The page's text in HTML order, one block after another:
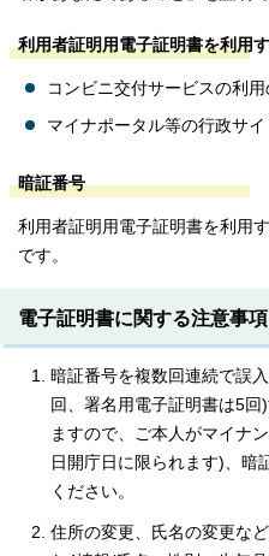
利用者証明用電子証明書を利用
コンビニ交付サービスの利用
マイナポータル等の行政サ
暗証番号
利用者証明用電子証明書を利用
です。
電子証明書に関する注意事項
暗証番号を複数回連続で誤
回、署名用電子証明書は5
ますので、ご本人がマイナ
日開庁日に限られます)、暗
ください。
住所の変更、氏名の変更な